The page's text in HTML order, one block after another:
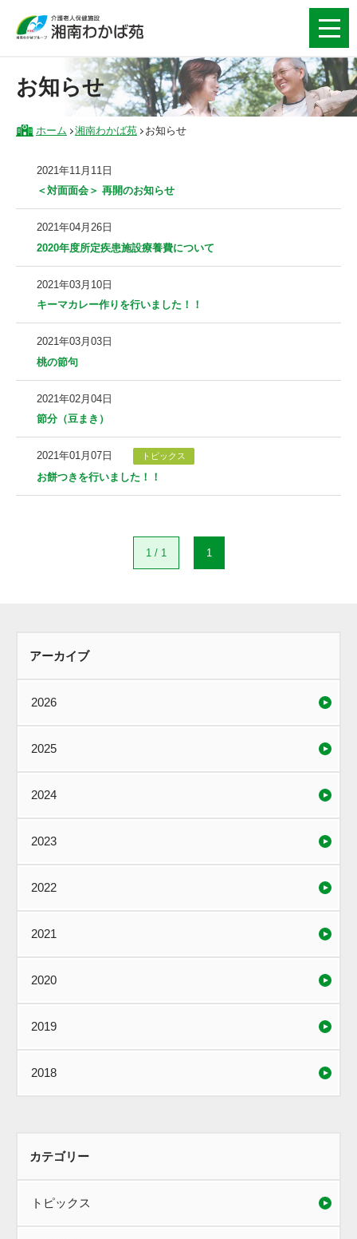
お知らせ
ホーム 湘南わかば苑 お知らせ
2021年11月11日
＜対面面会＞ 再開のお知らせ
2021年04月26日
2020年度所定疾患施設療養費について
2021年03月10日
キーマカレー作りを行いました！！
2021年03月03日
桃の節句
2021年02月04日
節分（豆まき）
2021年01月07日 トピックス
お餅つきを行いました！！
1 / 1 1
アーカイブ
2026
2025
2024
2023
2022
2021
2020
2019
2018
カテゴリー
トピックス